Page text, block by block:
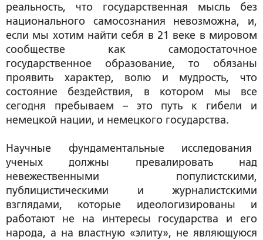
реальность, что государственная мысль без
национального самосознания невозможна, и,
если мы хотим найти себя в 21 веке в мировом
сообществе как самодостаточное
государственное образование, то обязаны
проявить характер, волю и мудрость, что
состояние бездействия, в котором мы все
сегодня пребываем – это путь к гибели и
немецкой нации, и немецкого государства.
Научные фундаментальные исследования
ученых должны превалировать над
невежественными популистскими,
публицистическими и журналистскими
взглядами, которые идеологизированы и
работают не на интересы государства и его
народа, а на властную «элиту», не являющуюся